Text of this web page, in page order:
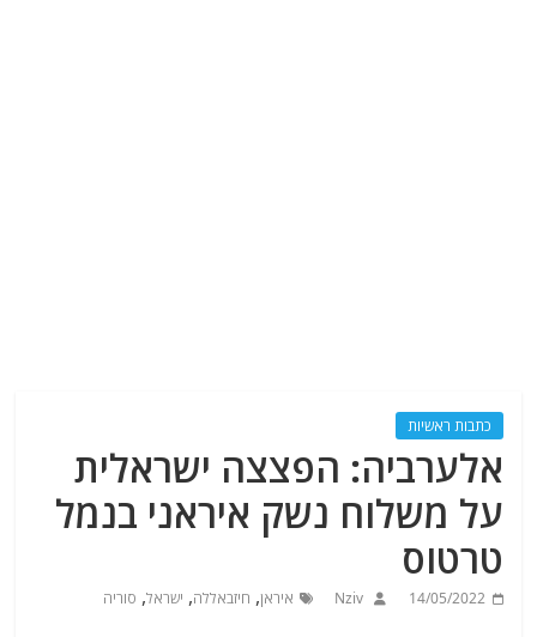
כתבות ראשיות
אלערביה: הפצצה ישראלית
על משלוח נשק איראני בנמל
טרטוס
14/05/2022
Nziv איראן, חיזבאללה, ישראל, סוריה